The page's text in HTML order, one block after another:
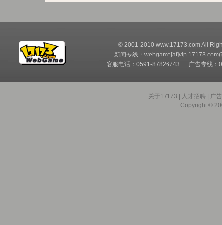
© 2001-2010 www.17173.com All
新闻专线：webgame[at]vip.17173.com(
客服电话：0591-87826743 广告专线
关于17173 人才招聘
广
Copyright ©